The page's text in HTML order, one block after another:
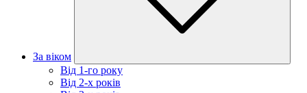
За віком
Від 1-го року
Від 2-х років